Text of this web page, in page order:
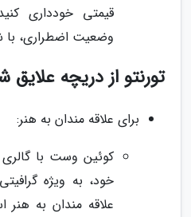
قیمتی خودداری
وضعیت اضطراری، با شماره 911
تورنتو از دریچه علایق
برای علاقه مندان به هنر:
کوئین وست با
خود، به ویژه
علاقه مندان به هنر